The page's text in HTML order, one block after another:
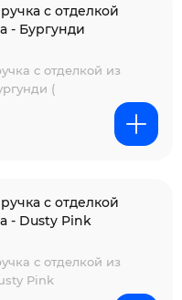
с отделкой
- Бургунди
с отделкой из
(
с отделкой
- Dusty Pink
с отделкой из
Pink